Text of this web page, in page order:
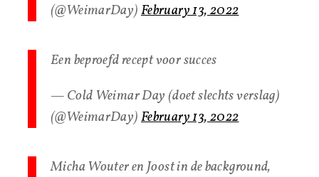
(@WeimarDay)February 13, 2022
Een beproefd recept voor succes
— Cold Weimar Day (doet slechts verslag)
(@WeimarDay)February 13, 2022
Micha Wouter en Joost in de background,